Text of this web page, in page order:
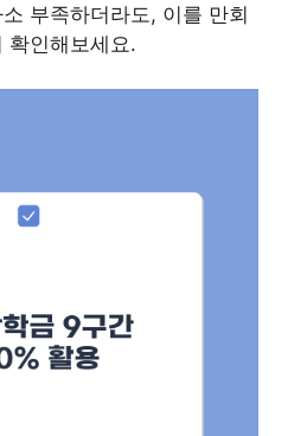
부족하더라도, 이를 만회
확인해보세요.